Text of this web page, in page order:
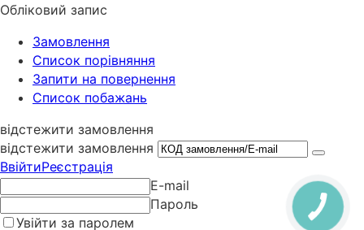
Обліковий запис
Замовлення
Cписок порівняння
Запити на повернення
Список побажань
відстежити замовлення
відстежити замовлення
ВвійтиРеєстрація
E-mail
Пароль
Увійти за паролем